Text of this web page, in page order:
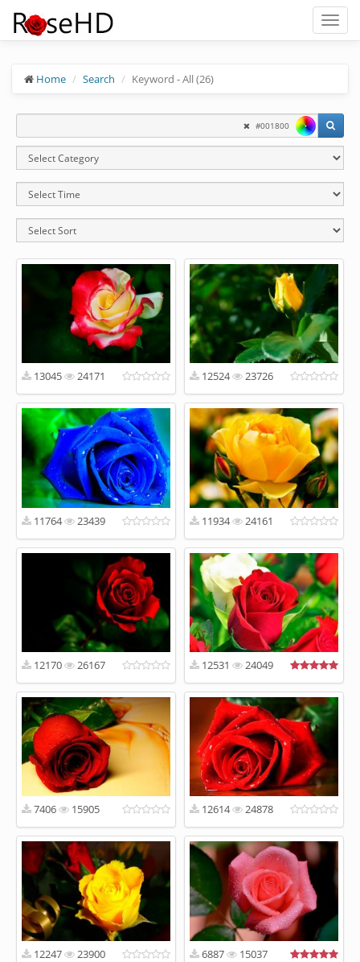
Toggle
Home Search Keyword - All (26)
#001800
13045 24171 12524 23726
11764 23439 11934 24161
12170 26167 12531 24049
7406 15905 12614 24878
12247 23900 6887 15037